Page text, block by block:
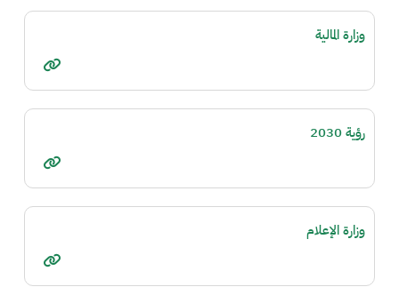
وزارة المالية
رؤية 2030
وزارة الإعلام